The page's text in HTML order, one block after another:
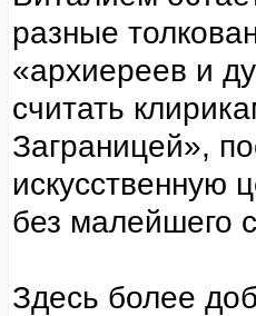
разные
«архиереев и
считать
Заграницей»,
искусственную
без малейшего
Здесь более